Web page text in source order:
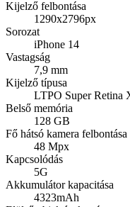
Kijelző felbontása
1290x2796px
Sorozat
iPhone 14
Vastagság
7,9 mm
Kijelző típusa
LTPO Super Retina
Belső memória
128 GB
Fő hátsó kamera felbontása
48 Mpx
Kapcsolódás
5G
Akkumulátor kapacitása
4323mAh